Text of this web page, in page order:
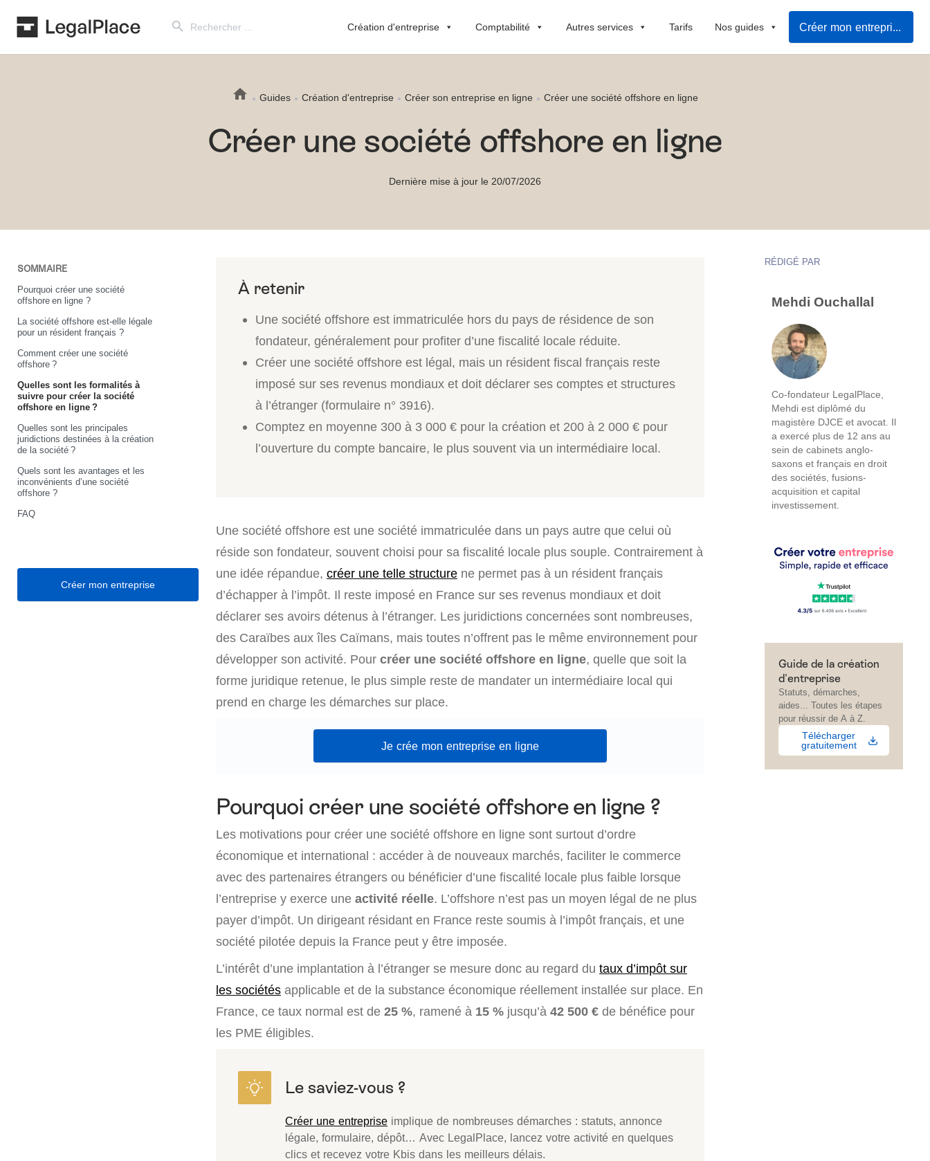
for:
Création d'entreprise Comptabilité Autres services Tarifs Nos guides Créer mon entreprise
Guides Création d'entreprise Créer son entreprise en ligne Créer une société offshore en ligne
Créer une société offshore en ligne
Dernière mise à jour le 20/07/2026
SOMMAIRE
Pourquoi créer une société
offshore en ligne ?
La société offshore est-elle légale
pour un résident français ?
Comment créer une société
offshore ?
Quelles sont les formalités à
suivre pour créer la société
offshore en ligne ?
Quelles sont les principales
juridictions destinées à la création
de la société ?
Quels sont les avantages et les
inconvénients d’une société
offshore ?
FAQ
Créer mon entreprise
Une société offshore est immatriculée hors du pays de résidence de son
fondateur, généralement pour profiter d’une fiscalité locale réduite.
Créer une société offshore est légal, mais un résident fiscal français reste
imposé sur ses revenus mondiaux et doit déclarer ses comptes et structures
à l’étranger (formulaire n° 3916).
Comptez en moyenne 300 à 3 000 € pour la création et 200 à 2 000 € pour
l’ouverture du compte bancaire, le plus souvent via un intermédiaire local.
Une société offshore est une société immatriculée dans un pays autre que celui où
réside son fondateur, souvent choisi pour sa fiscalité locale plus souple. Contrairement à
une idée répandue, créer une telle structure ne permet pas à un résident français
d’échapper à l’impôt. Il reste imposé en France sur ses revenus mondiaux et doit
déclarer ses avoirs détenus à l’étranger. Les juridictions concernées sont nombreuses,
des Caraïbes aux îles Caïmans, mais toutes n’offrent pas le même environnement pour
développer son activité. Pour créer une société offshore en ligne, quelle que soit la
forme juridique retenue, le plus simple reste de mandater un intermédiaire local qui
prend en charge les démarches sur place.
Je crée mon entreprise en ligne
Pourquoi créer une société offshore en ligne ?
Les motivations pour créer une société offshore en ligne sont surtout d’ordre
économique et international : accéder à de nouveaux marchés, faciliter le commerce
avec des partenaires étrangers ou bénéficier d’une fiscalité locale plus faible lorsque
l’entreprise y exerce une activité réelle. L’offshore n’est pas un moyen légal de ne plus
payer d’impôt. Un dirigeant résidant en France reste soumis à l’impôt français, et une
société pilotée depuis la France peut y être imposée.
L’intérêt d’une implantation à l’étranger se mesure donc au regard du taux d’impôt sur
les sociétés applicable et de la substance économique réellement installée sur place. En
France, ce taux normal est de 25 %, ramené à 15 % jusqu’à 42 500 € de bénéfice pour
les PME éligibles.
Créer une entreprise implique de nombreuses démarches : statuts, annonce
légale, formulaire, dépôt… Avec LegalPlace, lancez votre activité en quelques
clics et recevez votre Kbis dans les meilleurs délais.
RÉDIGÉ PAR
Mehdi Ouchallal
Co-fondateur LegalPlace,
Mehdi est diplômé du
magistère DJCE et avocat. Il
a exercé plus de 12 ans au
sein de cabinets anglo-
saxons et français en droit
des sociétés, fusions-
acquisition et capital
investissement.
Guide de la création
d'entreprise
Statuts, démarches,
aides... Toutes les étapes
pour réussir de A à Z.
Télécharger
gratuitement